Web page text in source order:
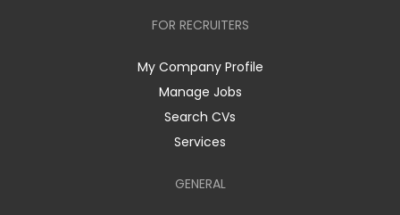
FOR RECRUITERS
My Company Profile
Manage Jobs
Search CVs
Services
GENERAL